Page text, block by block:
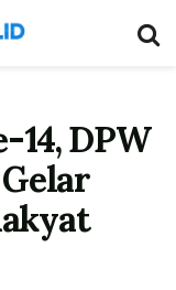
14, DPW